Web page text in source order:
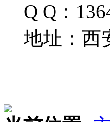
Q Q：
地址：西